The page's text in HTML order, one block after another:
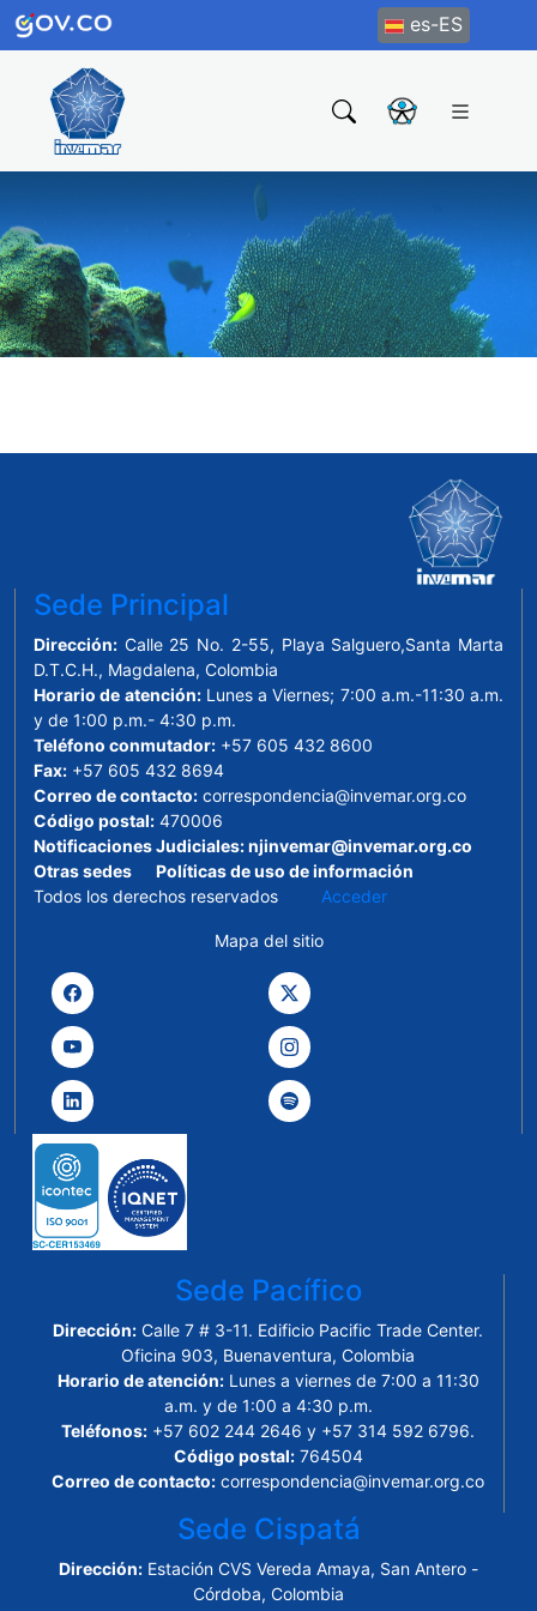
es-ES
Sede Principal
Dirección: Calle 25 No. 2-55, Playa Salguero,Santa Marta
D.T.C.H., Magdalena, Colombia
Horario de atención:Lunes a Viernes; 7:00 a.m.-11:30 a.m.
y de 1:00 p.m.- 4:30 p.m.
Teléfono conmutador: +57 605 432 8600
Fax: +57 605 432 8694
Correo de contacto: correspondencia@invemar.org.co
Código postal: 470006
Notificaciones Judiciales:njinvemar@invemar.org.co
Otras sedes
Políticas de uso de información
Todos los derechos reservados Acceder
Mapa del sitio
Sede Pacífico
Dirección: Calle 7 # 3-11. Edificio Pacific Trade Center.
Oficina 903, Buenaventura, Colombia
Horario de atención:Lunes a viernes de 7:00 a 11:30
a.m. y de 1:00 a 4:30 p.m.
Teléfonos: +57 602 244 2646 y +57 314 592 6796.
Código postal:764504
Correo de contacto: correspondencia@invemar.org.co
Sede Cispatá
Dirección: Estación CVS Vereda Amaya, San Antero -
Córdoba, Colombia